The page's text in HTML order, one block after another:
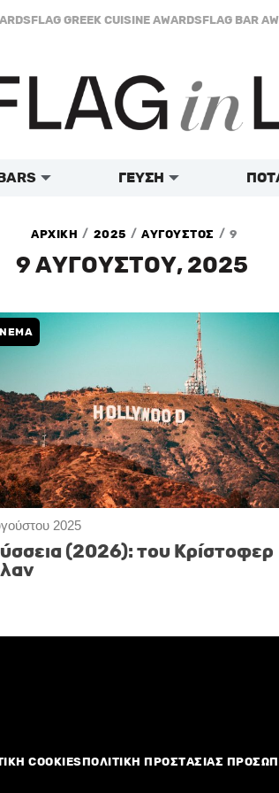
FLAG GREEK CUISINE AWARDSFLAG BAR
ΓΕΥΣΗ
ΑΡΧΙΚΗ / 2025 / ΑΥΓΟΥΣΤΟΣ / 9
9 ΑΥΓΟΥΣΤΟΥ, 2025
2025
(2026): του Κρίστοφερ
COOKIESΠΟΛΙΤΙΚΗ ΠΡΟΣΤΑΣΙΑΣ